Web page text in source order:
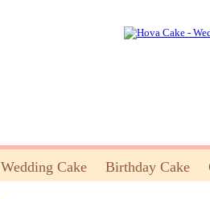
Wedding Cake Birthday Cake